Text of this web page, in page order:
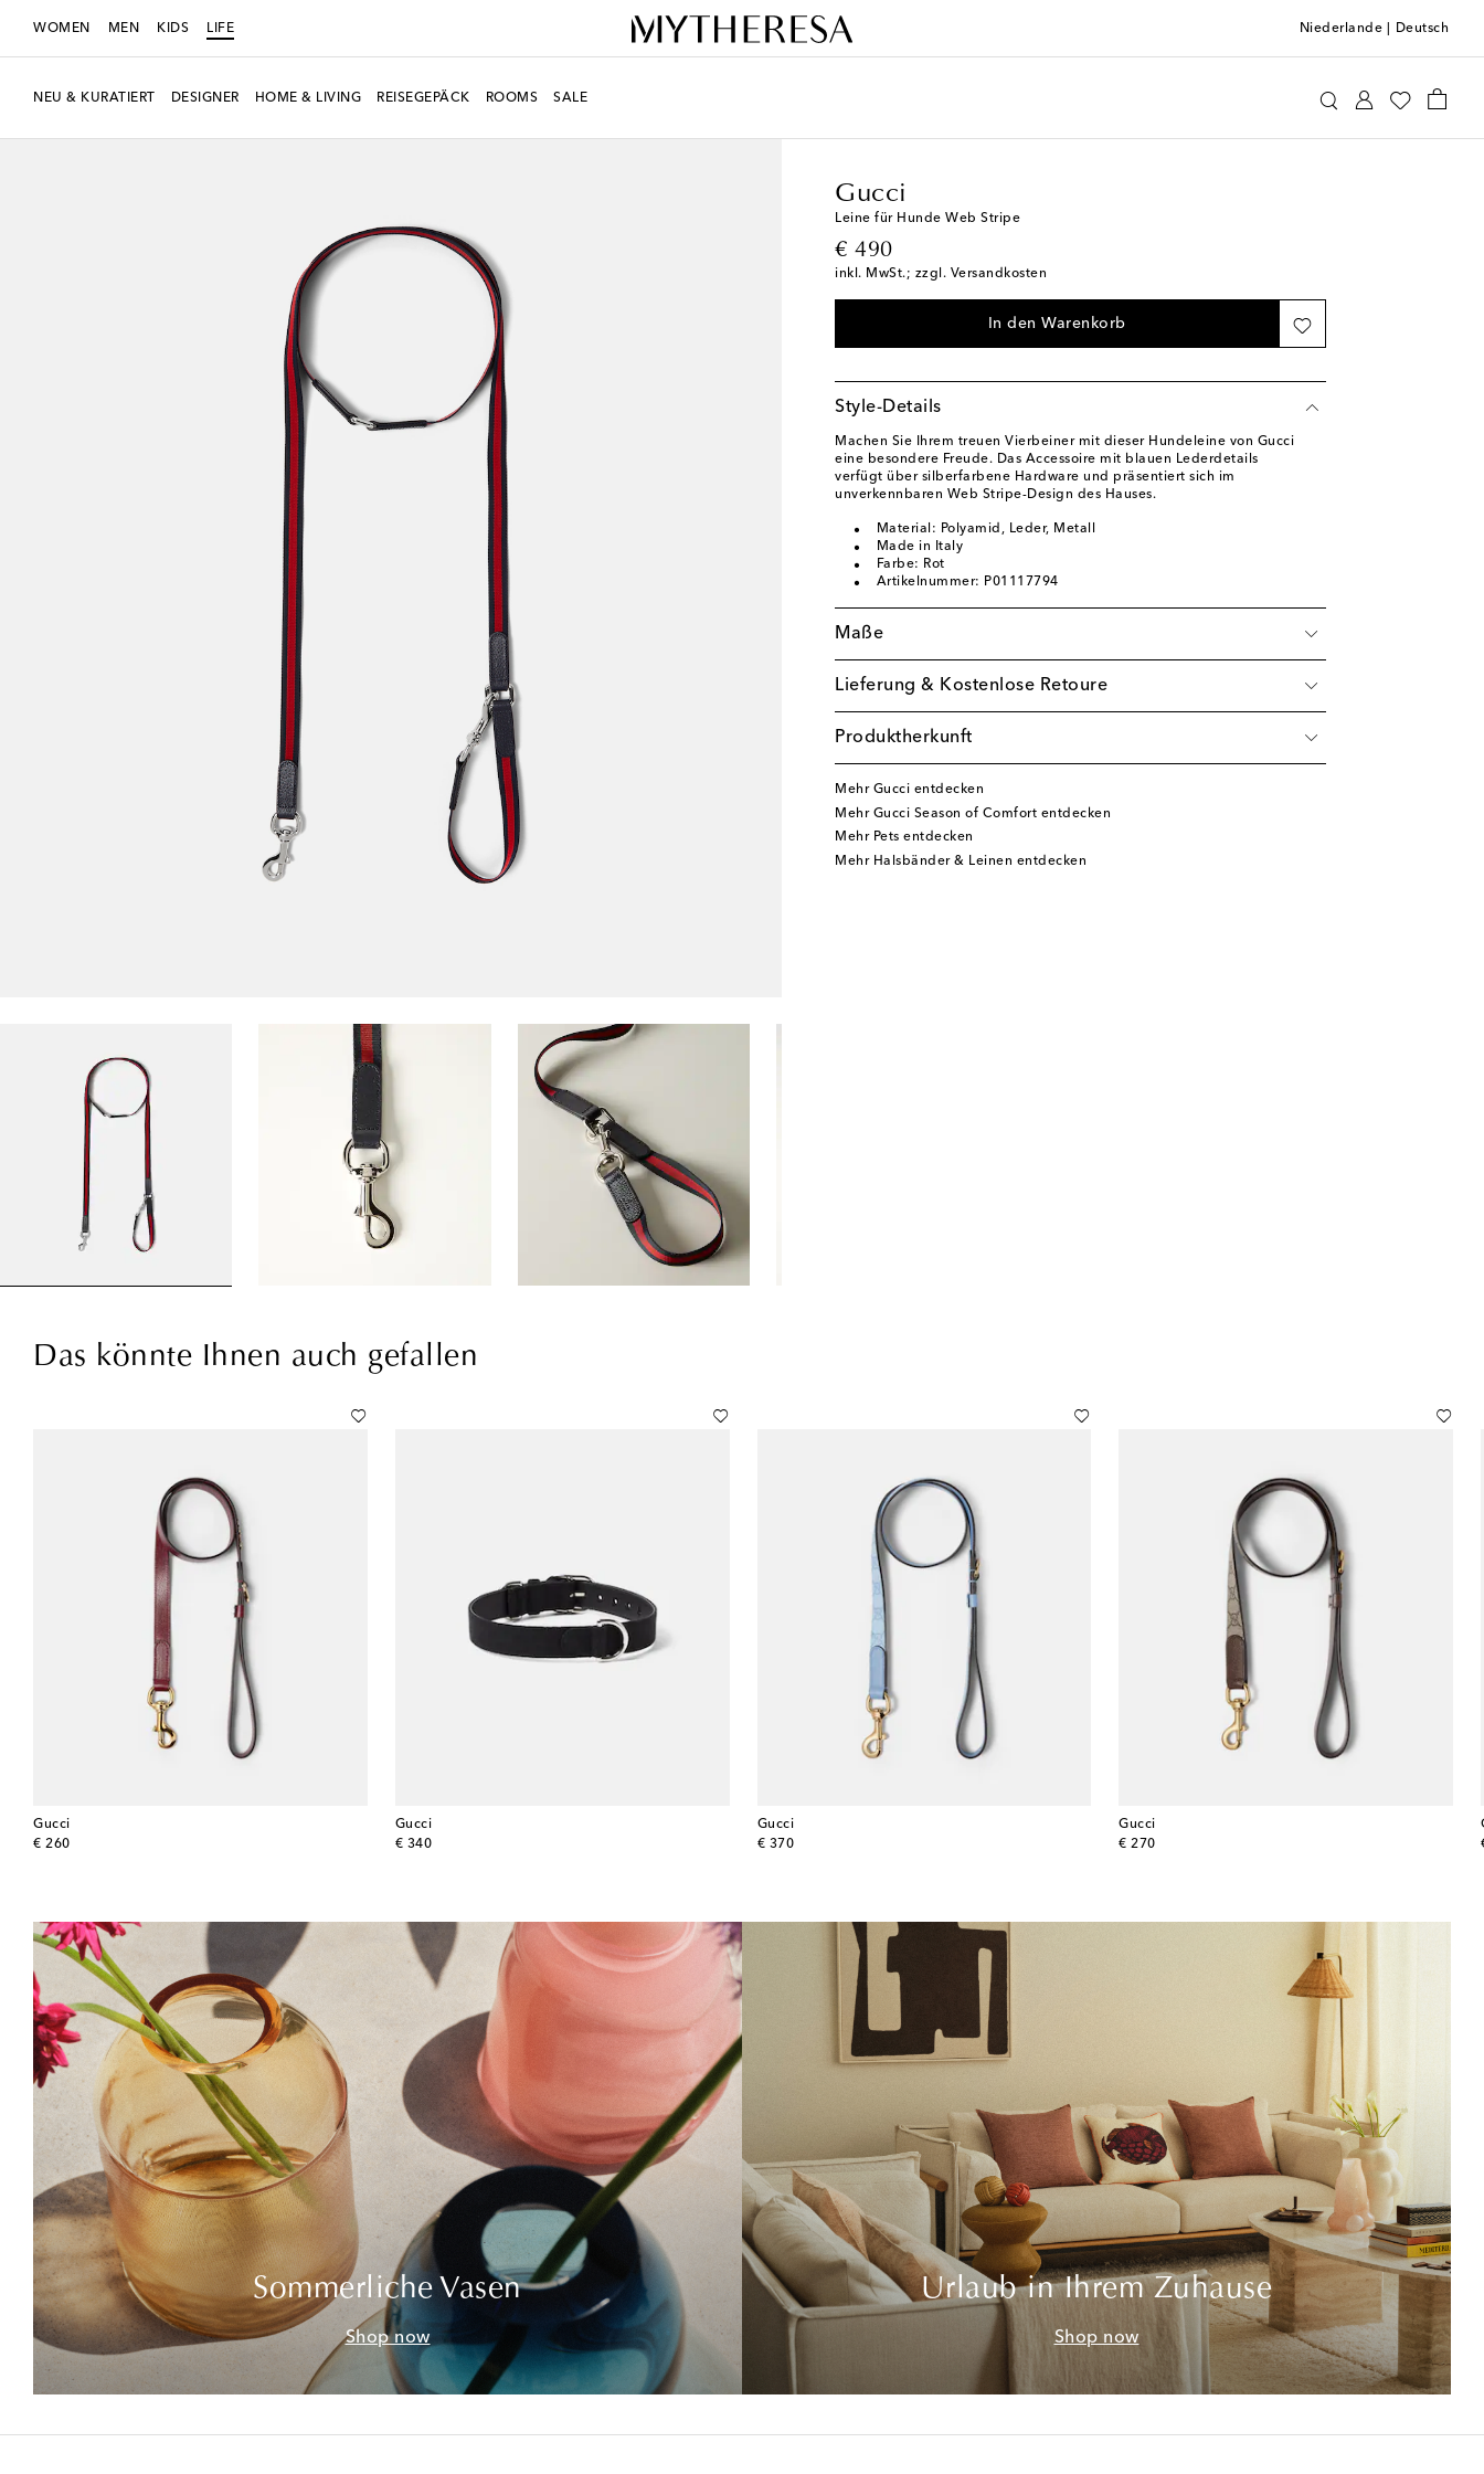
WOMEN MEN KIDS LIFE Niederlande Deutsch
NEU & KURATIERT DESIGNER HOME & LIVING REISEGEPÄCK ROOMS SALE
Gucci
Leine für Hunde Web Stripe
€ 490
original price
inkl. MwSt.; zzgl. Versandkosten
In den Warenkorb
Style-Details
Machen Sie Ihrem treuen Vierbeiner mit dieser Hundeleine von Gucci
eine besondere Freude. Das Accessoire mit blauen Lederdetails
verfügt über silberfarbene Hardware und präsentiert sich im
unverkennbaren Web Stripe-Design des Hauses.
Material: Polyamid, Leder, Metall
Made in Italy
Farbe: Rot
Artikelnummer: P01117794
Maße
Lieferung & Kostenlose Retoure
Produktherkunft
Mehr Gucci entdecken
Mehr Gucci Season of Comfort entdecken
Mehr Pets entdecken
Mehr Halsbänder & Leinen entdecken
Das könnte Ihnen auch gefallen
Gucci
€ 260
original price
Gucci
€ 340
original price
Gucci
€ 370
original price
Gucci
€ 270
original price
Sommerliche Vasen
Shop now
Urlaub in Ihrem Zuhause
Shop now